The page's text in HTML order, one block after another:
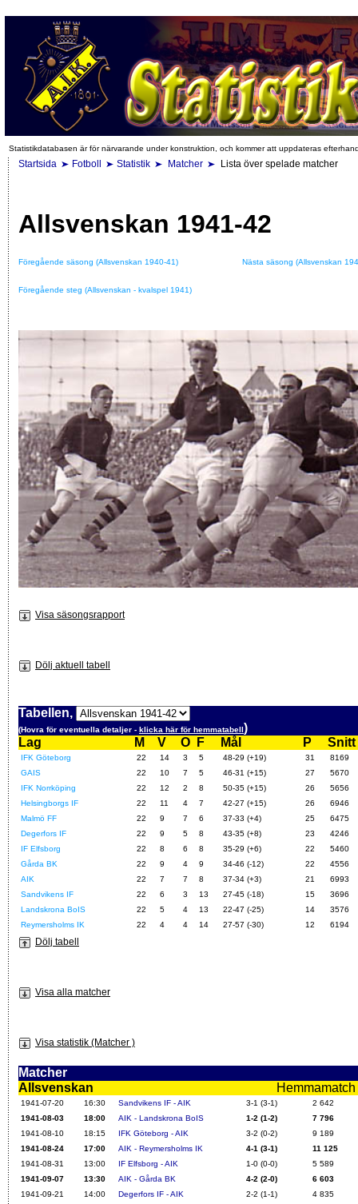
Statistikdatabasen är för närvarande under konstruktion, och kommer att uppdateras
Startsida Fotboll Statistik Matcher Lista över spelade matcher
Allsvenskan 1941-42
Föregående säsong (Allsvenskan 1940-41) Nästa säsong (Allsvenskan
Föregående steg (Allsvenskan - kvalspel 1941)
Visa säsongsrapport
Dölj aktuell tabell
Tabellen,
(Hovra för eventuella detaljer - klicka här för hemmatabell)
Lag
M V O F Mål P Snitt
IFK Göteborg 22 14 3 5 48-29 (+19) 31
8169
GAIS
22 10 7 5 46-31 (+15) 27
5670
IFK Norrköping
22 12 2 8 50-35 (+15) 26
5656
Helsingborgs IF
22 11 4 7 42-27 (+15) 26
6946
Malmö FF
22 9 7 6 37-33 (+4) 25
6475
Degerfors IF
22 9 5 8 43-35 (+8) 23
4246
IF Elfsborg
22 8 6 8 35-29 (+6) 22
5460
Gårda BK
22 9 4 9 34-46 (-12) 22
4556
AIK
22 7 7 8 37-34 (+3) 21
6993
Sandvikens IF
22 6 3 13 27-45 (-18) 15
3696
Landskrona BoIS
22 5 4 13 22-47 (-25) 14
3576
Reymersholms IK
22 4 4 14 27-57 (-30) 12 6194
Dölj tabell
Visa alla matcher
Visa statistik (Matcher )
Matcher
Allsvenskan
1941-07-20 16:30 Sandvikens IF - AIK 3-1 (3-1)
2 642
1941-08-03
18:00 AIK - Landskrona BoIS 1-2 (1-2)
7 796
1941-08-10
18:15 IFK Göteborg - AIK 3-2 (0-2)
9 189
1941-08-24
17:00 AIK - Reymersholms IK 4-1 (3-1)
11 125
1941-08-31
13:00 IF Elfsborg - AIK 1-0 (0-0)
5 589
1941-09-07
13:30 AIK - Gårda BK 4-2 (2-0)
6 603
1941-09-21
14:00 Degerfors IF - AIK 2-2 (1-1)
4 835